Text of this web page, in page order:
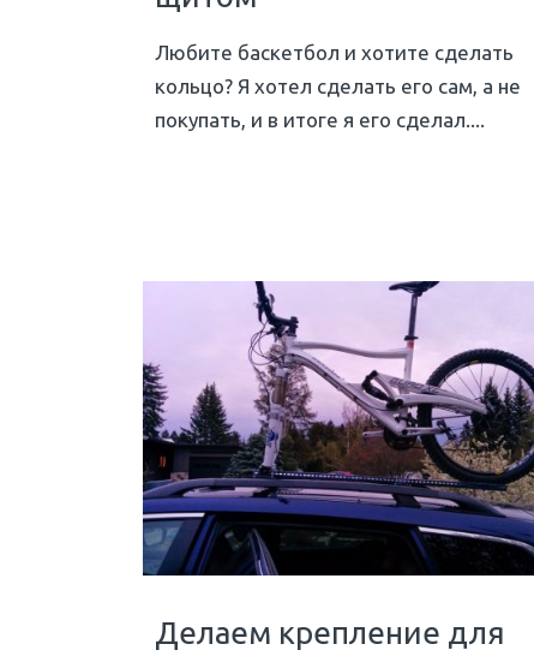
Любите баскетбол и хотите сделать
кольцо? Я хотел сделать его сам, а не
покупать, и в итоге я его сделал....
Делаем крепление для